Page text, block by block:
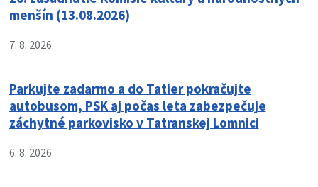
menšín (13.08.2026)
7. 8. 2026
Parkujte zadarmo a do Tatier pokračujte
autobusom, PSK aj počas leta zabezpečuje
záchytné parkovisko v Tatranskej Lomnici
6. 8. 2026